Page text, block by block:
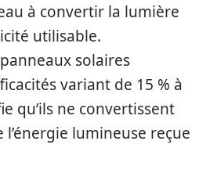
à convertir la lumière
utilisable.
solaires
variant de 15 % à
qu’ils ne convertissent
l’énergie lumineuse reçue